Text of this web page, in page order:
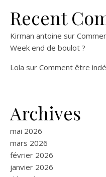
Recent
Kirman antoine sur
Week end de boulot ?
Lola sur Comment être
Archives
mai 2026
mars 2026
février 2026
janvier 2026